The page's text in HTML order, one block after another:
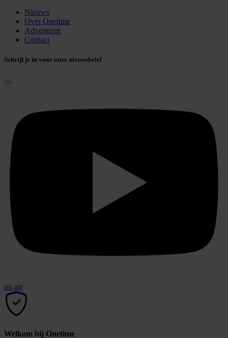
Nieuws
Over Onetime
Adverteren
Contact
Schrijf je in voor onze nieuwsbrief
on air
Welkom bij Onetime